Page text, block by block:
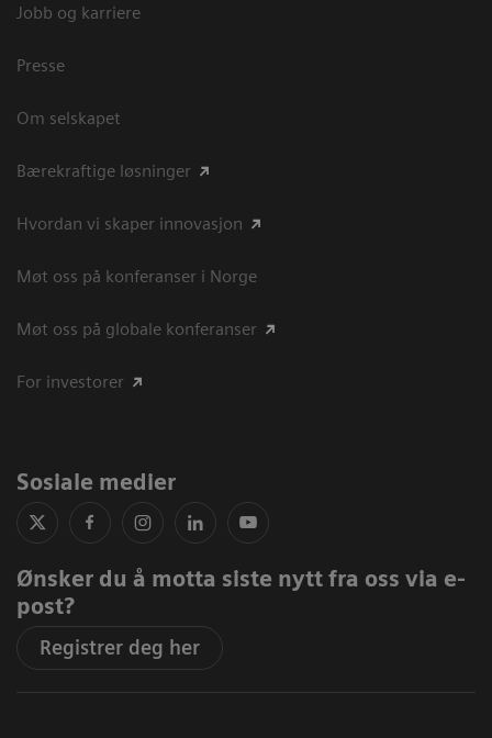
Jobb og karriere
Presse
Om selskapet
Bærekraftige løsninger
Hvordan vi skaper innovasjon
Møt oss på konferanser i Norge
Møt oss på globale konferanser
For investorer
Sosiale medier
Ønsker du å motta siste nytt fra oss via e-
post?
Registrer deg her